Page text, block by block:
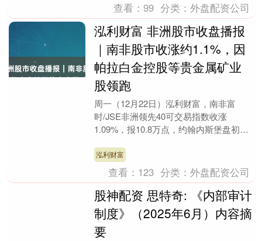
查看：99 分类：外盘配资公司
泓利财富 非洲股市收盘播报
｜南非股市收涨约1.1%，因
帕拉白金控股等贵金属矿业
股领跑
周一（12月22日）泓利财富，南非富
时/JSE非洲领先40可交易指数收涨
1.09%，报10.8万点，约翰内斯堡盘初直
分时....
泓利财富
查看： 123 分类：外盘配资公司
股神配资 思特奇: 《内部审计
制度》（2025年6月）内容摘
要